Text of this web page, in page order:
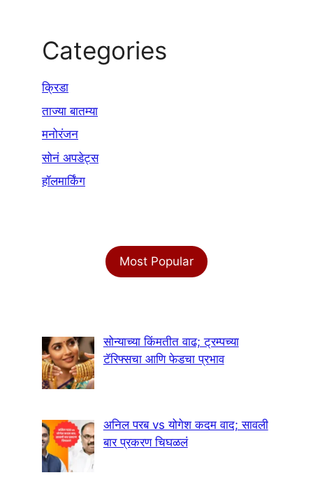
Categories
क्रिडा
ताज्या बातम्या
मनोरंजन
सोनं अपडेट्स
हॉलमार्किंग
Most Popular
सोन्याच्या किंमतीत वाढ; ट्रम्पच्या
टॅरिफ्सचा आणि फेडचा प्रभाव
अनिल परब vs योगेश कदम वाद; सावली
बार प्रकरण चिघळलं